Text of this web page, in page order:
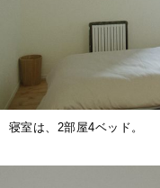
寝室は、2部屋4ベッド。